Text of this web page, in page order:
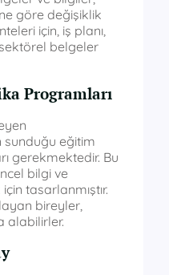
göre değişiklik
için, iş planı,
belgeler
Programları
sunduğu eğitim
gerekmektedir. Bu
bilgi ve
tasarlanmıştır.
bireyler,
alabilirler.